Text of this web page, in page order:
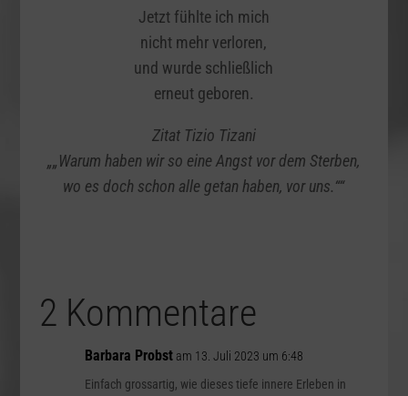
Jetzt fühlte ich mich
nicht mehr verloren,
und wurde schließlich
erneut geboren.
Zitat Tizio Tizani
„„Warum haben wir so eine Angst vor dem Sterben,
wo es doch schon alle getan haben, vor uns.““
2 Kommentare
Barbara Probst am 13. Juli 2023 um 6:48
Einfach grossartig, wie dieses tiefe innere Erleben in